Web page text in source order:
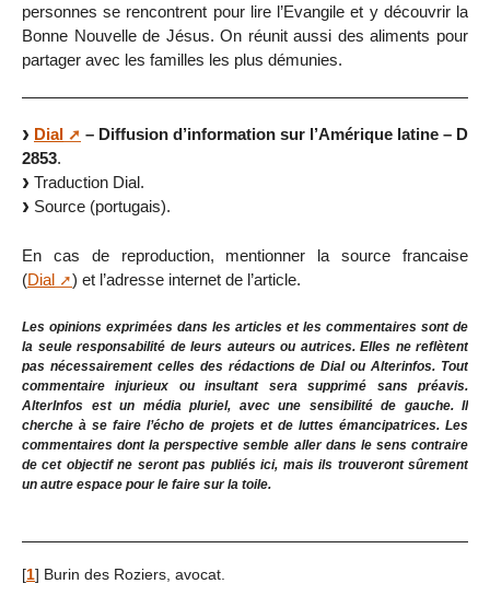
personnes se rencontrent pour lire l’Evangile et y découvrir la
Bonne Nouvelle de Jésus. On réunit aussi des aliments pour
partager avec les familles les plus démunies.
Dial
– Diffusion d’information sur l’Amérique latine – D
2853.
Traduction Dial.
Source (portugais).
En cas de reproduction, mentionner la source francaise
(Dial ) et l’adresse internet de l’article.
Les opinions exprimées dans les articles et les commentaires sont de
la seule responsabilité de leurs auteurs ou autrices. Elles ne reflètent
pas nécessairement celles des rédactions de Dial ou Alterinfos. Tout
commentaire injurieux ou insultant sera supprimé sans préavis.
AlterInfos est un média pluriel, avec une sensibilité de gauche. Il
cherche à se faire l’écho de projets et de luttes émancipatrices. Les
commentaires dont la perspective semble aller dans le sens contraire
de cet objectif ne seront pas publiés ici, mais ils trouveront sûrement
un autre espace pour le faire sur la toile.
[1] Burin des Roziers, avocat.